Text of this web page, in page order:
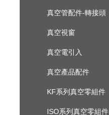
真空管配件-轉接頭
真空視窗
真空電引入
真空產品配件
KF系列真空零組件
ISO系列真空零組件